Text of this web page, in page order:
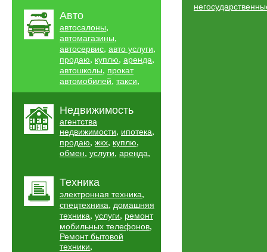
Авто
автосалоны,
автомагазины,
автосервис, авто услуги,
продаю, куплю, аренда,
автошколы, прокат
автомобилей, такси,
Недвижимость
агентства
недвижимости, ипотека,
продаю, жкх, куплю,
обмен, услуги, аренда,
Техника
электронная техника,
спецтехника, домашняя
техника, услуги, ремонт
мобильных телефонов,
Ремонт бытовой
техники,